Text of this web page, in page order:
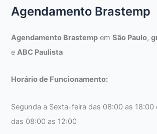
Agendamento Brastemp
Agendamento Brastemp emSão Paulo,
eABC Paulista
Horário de Funcionamento:
Segunda a Sexta-feira das 08:00 as 18:00
das 08:00 as 12:00